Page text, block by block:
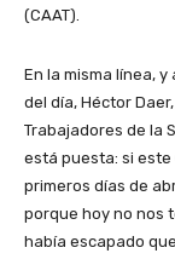
(CAAT).
En la misma línea,
del día, Héctor
Trabajadores de la
está puesta: si este
primeros días de
porque hoy no nos
había escapado